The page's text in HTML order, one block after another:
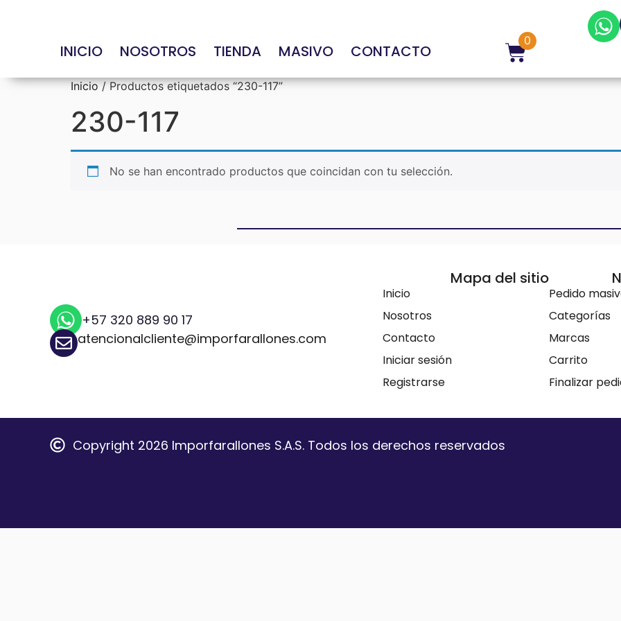
INICIO NOSOTROS TIENDA MASIVO CONTACTO
0
Inicio/ Productos etiquetados “230-117”
230-117
No se han encontrado productos que coincidan con tu selección.
+57 320 889 90 17
atencionalcliente@imporfarallones.com
Mapa del sitio
Inicio
Nosotros
Contacto
Iniciar sesión
Registrarse
Pedido
Categorías
Marcas
Carrito
Finalizar
Copyright 2026 Imporfarallones S.A.S. Todos los derechos reservados